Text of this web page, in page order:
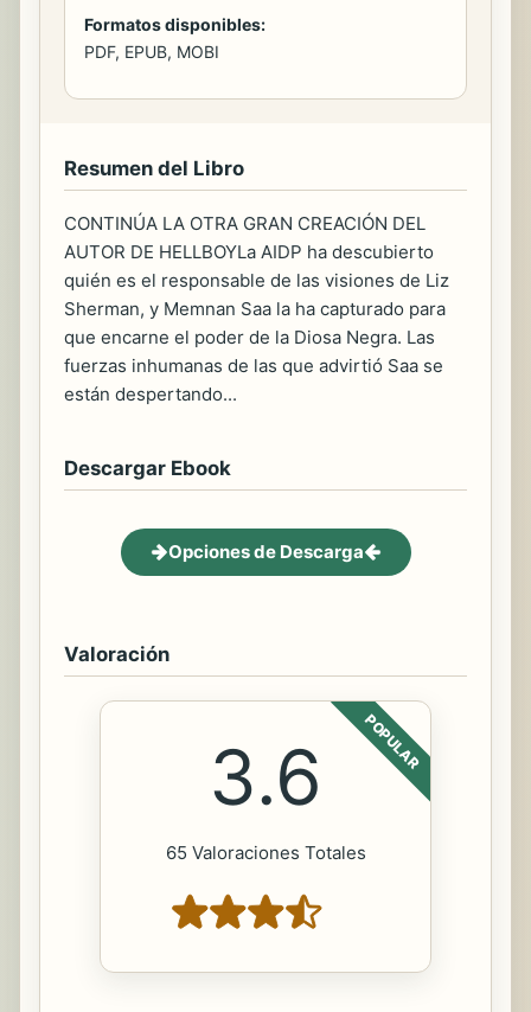
Formatos disponibles:
PDF, EPUB, MOBI
Resumen del Libro
CONTINÚA LA OTRA GRAN CREACIÓN DEL
AUTOR DE HELLBOYLa AIDP ha descubierto
quién es el responsable de las visiones de Liz
Sherman, y Memnan Saa la ha capturado para
que encarne el poder de la Diosa Negra. Las
fuerzas inhumanas de las que advirtió Saa se
están despertando...
Descargar Ebook
Opciones de Descarga
Valoración
POPULAR
3.6
65 Valoraciones Totales